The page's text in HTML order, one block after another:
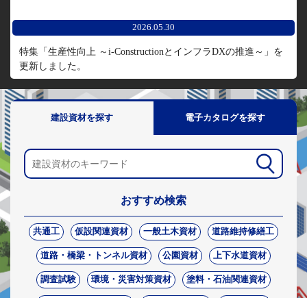
2026.05.30
特集「生産性向上 ～i-ConstructionとインフラDXの推進～」を
更新しました。
建設資材を探す 電子カタログを探す
おすすめ検索
共通工 仮設関連資材 一般土木資材 道路維持修繕工
道路・橋梁・トンネル資材 公園資材 上下水道資材
調査試験 環境・災害対策資材 塗料・石油関連資材